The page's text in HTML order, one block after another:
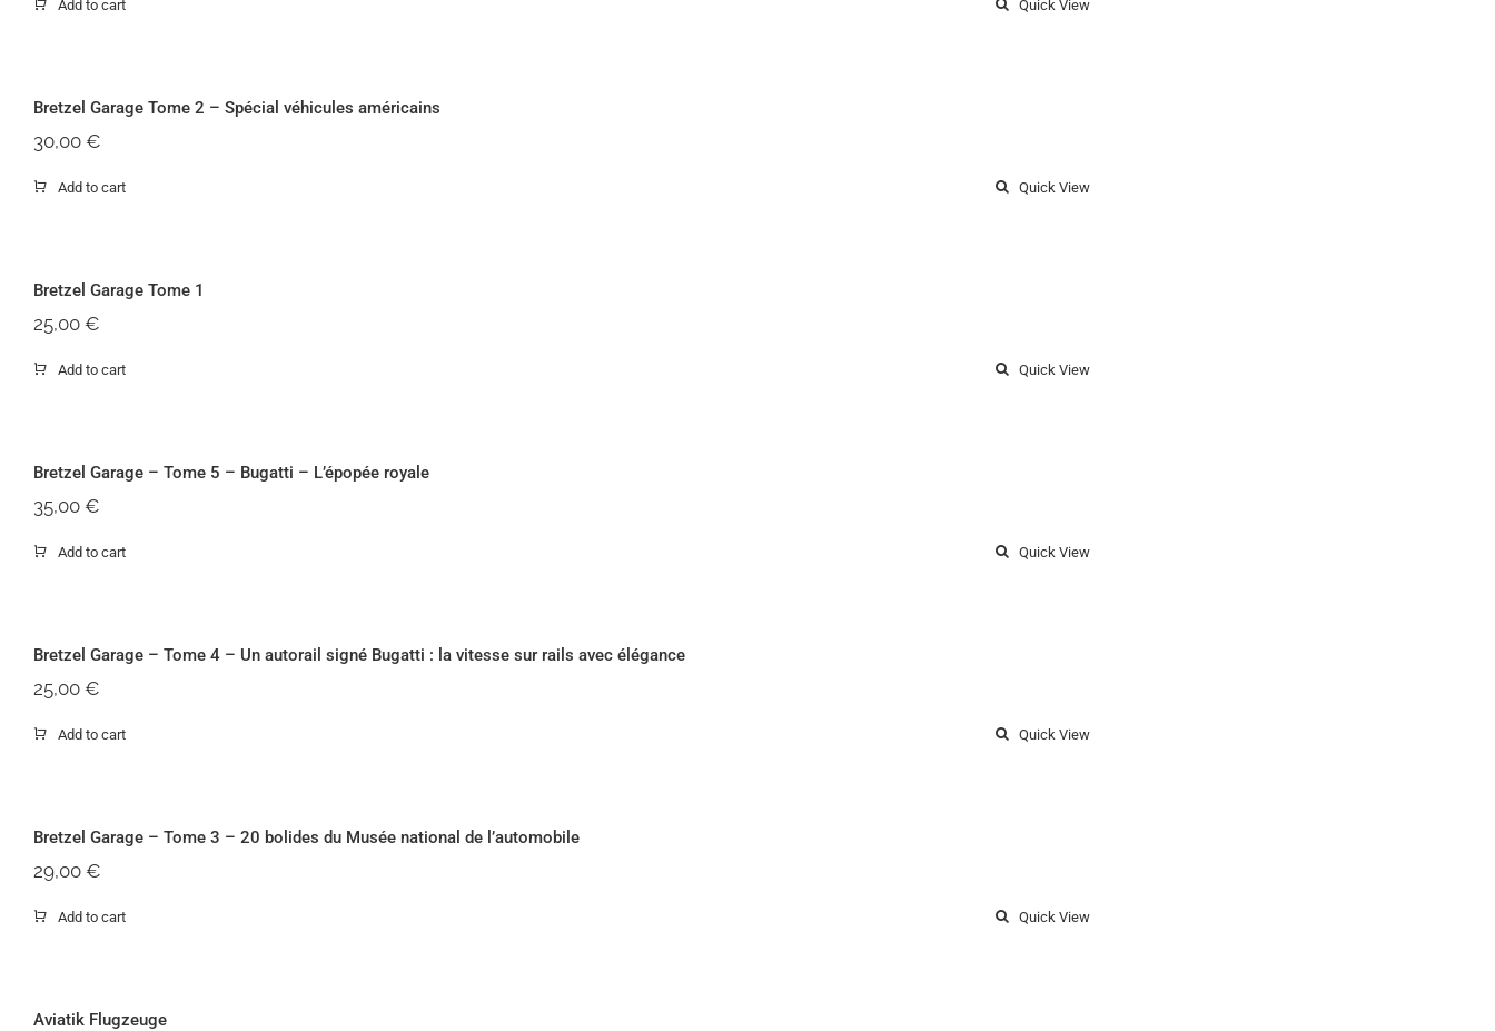
Add to cart Quick View
Bretzel Garage Tome 2 – Spécial véhicules américains
30,00 €
Add to cart Quick View
Bretzel Garage Tome 1
25,00 €
Add to cart Quick View
Bretzel Garage – Tome 5 – Bugatti – L’épopée royale
35,00 €
Add to cart Quick View
Bretzel Garage – Tome 4 – Un autorail signé Bugatti : la vitesse sur rails avec élégance
25,00 €
Add to cart Quick View
Bretzel Garage – Tome 3 – 20 bolides du Musée national de l’automobile
29,00 €
Add to cart Quick View
Aviatik Flugzeuge